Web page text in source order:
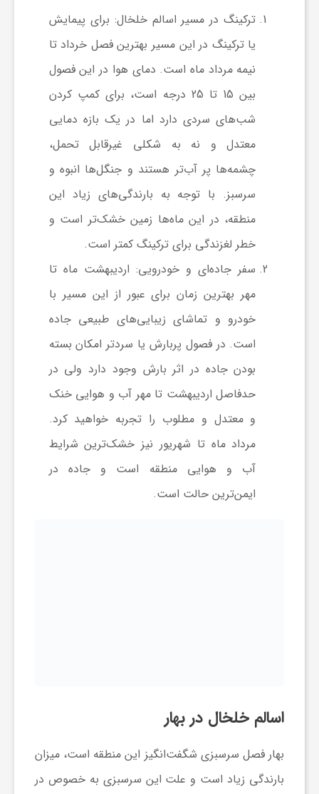
ترکینگ در مسیر اسالم خلخال: برای پیمایش
یا ترکینگ در این مسیر بهترین فصل خرداد تا
نیمه مرداد ماه است. دمای هوا در این فصول
بین 15 تا 25 درجه است، برای کمپ کردن
شب‌های سردی دارد اما در یک بازه دمایی
معتدل و نه به شکلی غیرقابل تحمل،
چشمه‌ها پر آب‌تر هستند و جنگل‌ها انبوه و
سرسبز. با توجه به بارندگی‌های زیاد این
منطقه، در این ماه‌ها زمین خشک‌تر است و
خطر لغزندگی برای ترکینگ کمتر است.
سفر جاده‌ای و خودرویی: اردیبهشت ماه تا
مهر بهترین زمان برای عبور از این مسیر با
خودرو و تماشای زیبایی‌های طبیعی جاده
است. در فصول پربارش یا سردتر امکان بسته
بودن جاده در اثر بارش وجود دارد ولی در
حدفاصل اردیبهشت تا مهر آب و هوایی خنک
و معتدل و مطلوب را تجربه خواهید کرد.
مرداد ماه تا شهریور نیز خشک‌ترین شرایط
آب و هوایی منطقه است و جاده در
ایمن‌ترین حالت است.
اسالم خلخال در بهار
بهار فصل سرسبزی شگفت‌انگیز این منطقه است، میزان
بارندگی زیاد است و علت این سرسبزی به خصوص در